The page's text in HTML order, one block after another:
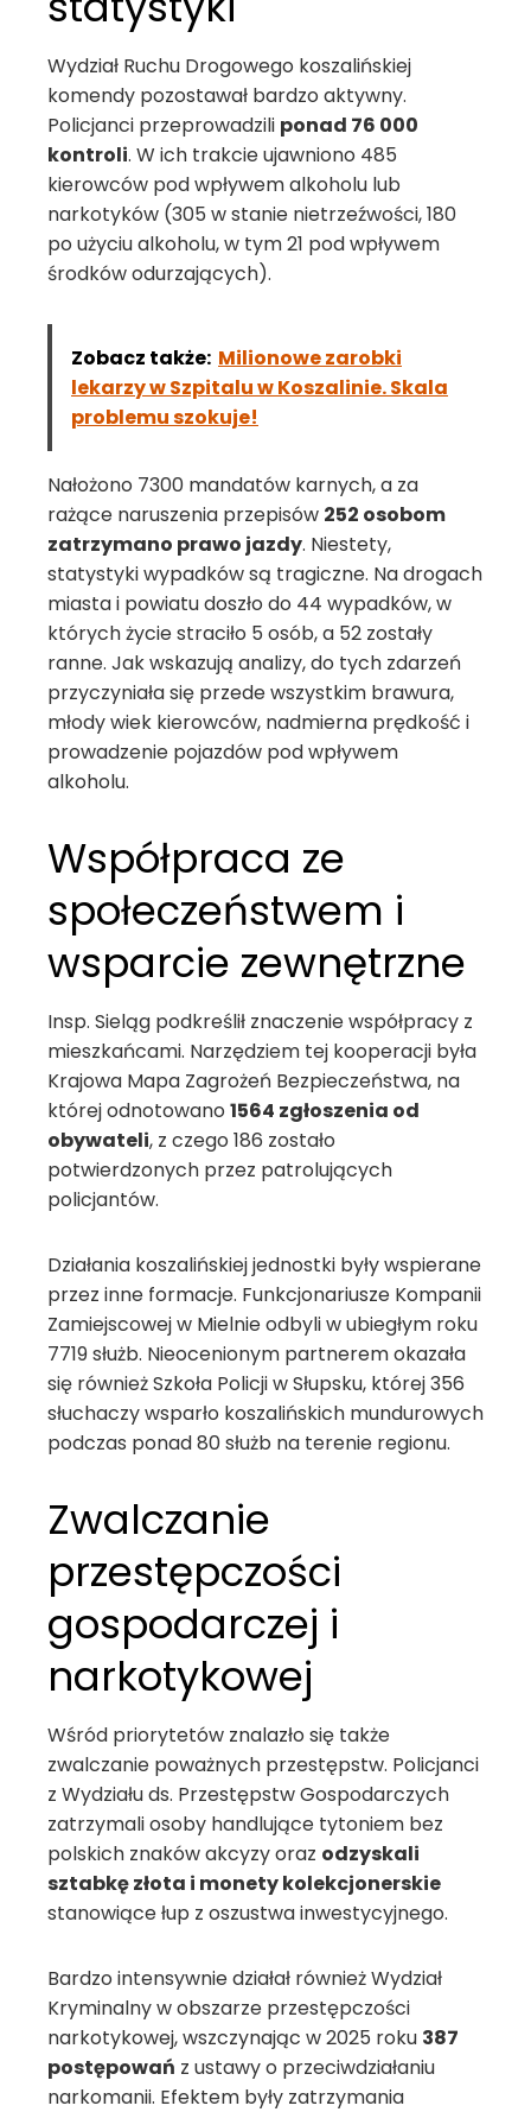
Wydział Ruchu Drogowego koszalińskiej
komendy pozostawał bardzo aktywny.
Policjanci przeprowadzili ponad 76 000
kontroli. W ich trakcie ujawniono 485
kierowców pod wpływem alkoholu lub
narkotyków (305 w stanie nietrzeźwości, 180
po użyciu alkoholu, w tym 21 pod wpływem
środków odurzających).
Zobacz także: Milionowe zarobki
lekarzy w Szpitalu w Koszalinie. Skala
problemu szokuje!
Nałożono 7300 mandatów karnych, a za
rażące naruszenia przepisów 252 osobom
zatrzymano prawo jazdy. Niestety,
statystyki wypadków są tragiczne. Na drogach
miasta i powiatu doszło do 44 wypadków, w
których życie straciło 5 osób, a 52 zostały
ranne. Jak wskazują analizy, do tych zdarzeń
przyczyniała się przede wszystkim brawura,
młody wiek kierowców, nadmierna prędkość i
prowadzenie pojazdów pod wpływem
alkoholu.
Współpraca ze
społeczeństwem i
wsparcie zewnętrzne
Insp. Sieląg podkreślił znaczenie współpracy z
mieszkańcami. Narzędziem tej kooperacji była
Krajowa Mapa Zagrożeń Bezpieczeństwa, na
której odnotowano 1564 zgłoszenia od
obywateli, z czego 186 zostało
potwierdzonych przez patrolujących
policjantów.
Działania koszalińskiej jednostki były wspierane
przez inne formacje. Funkcjonariusze Kompanii
Zamiejscowej w Mielnie odbyli w ubiegłym roku
7719 służb. Nieocenionym partnerem okazała
się również Szkoła Policji w Słupsku, której 356
słuchaczy wsparło koszalińskich mundurowych
podczas ponad 80 służb na terenie regionu.
Zwalczanie
przestępczości
gospodarczej i
narkotykowej
Wśród priorytetów znalazło się także
zwalczanie poważnych przestępstw. Policjanci
z Wydziału ds. Przestępstw Gospodarczych
zatrzymali osoby handlujące tytoniem bez
polskich znaków akcyzy oraz odzyskali
sztabkę złota i monety kolekcjonerskie
stanowiące łup z oszustwa inwestycyjnego.
Bardzo intensywnie działał również Wydział
Kryminalny w obszarze przestępczości
narkotykowej, wszczynając w 2025 roku 387
postępowań z ustawy o przeciwdziałaniu
narkomanii. Efektem były zatrzymania